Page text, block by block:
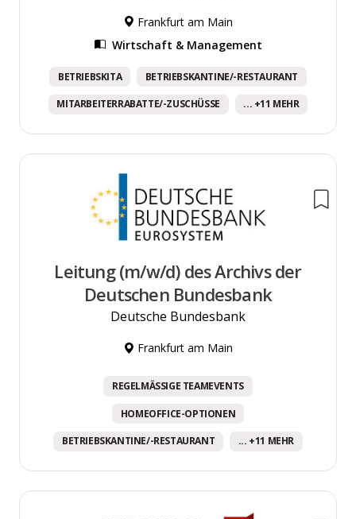
Frankfurt am Main
Wirtschaft & Management
BETRIEBSKITA BETRIEBSKANTINE/-RESTAURANT
MITARBEITERRABATTE/-ZUSCHÜSSE ... +11 MEHR
Leitung (m/w/d) des Archivs der
Deutschen Bundesbank
Deutsche Bundesbank
Frankfurt am Main
REGELMÄSSIGE TEAMEVENTS
HOMEOFFICE-OPTIONEN
BETRIEBSKANTINE/-RESTAURANT ... +11 MEHR